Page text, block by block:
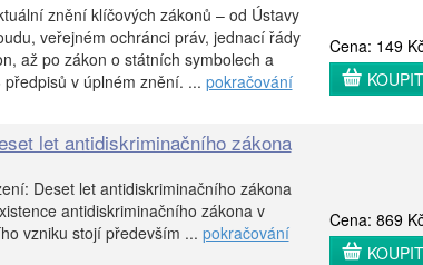
znění klíčových zákonů – od Ústavy
veřejném ochránci práv, jednací řády
až po zákon o státních symbolech a
v úplném znění. ... pokračování
Cena: 149
KOUPIT
let antidiskriminačního zákona
Deset let antidiskriminačního zákona
antidiskriminačního zákona v
vzniku stojí především ... pokračování
Cena: 869
KOUPIT